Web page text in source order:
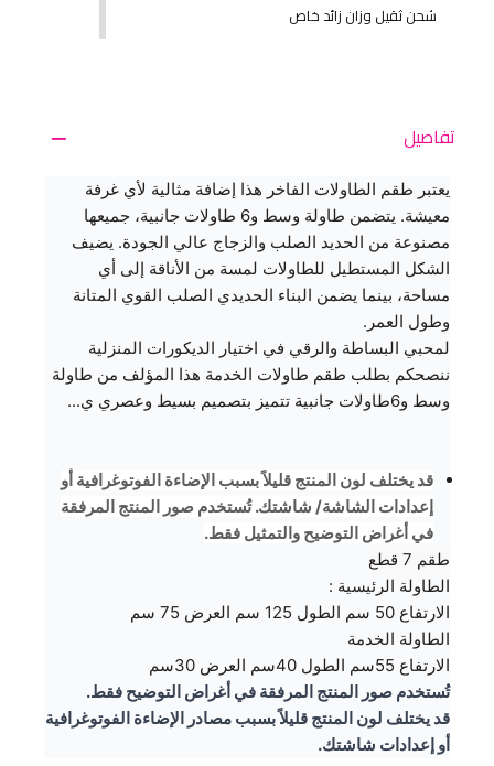
شحن ثقيل وزان زائد خاص
تفاصيل
يعتبر طقم الطاولات الفاخر هذا إضافة مثالية لأي غرفة
معيشة. يتضمن طاولة وسط و6 طاولات جانبية، جميعها
مصنوعة من الحديد الصلب والزجاج عالي الجودة. يضيف
الشكل المستطيل للطاولات لمسة من الأناقة إلى أي
مساحة، بينما يضمن البناء الحديدي الصلب القوي المتانة
وطول العمر.
لمحبي البساطة والرقي في اختيار الديكورات المنزلية
ننصحكم بطلب طقم طاولات الخدمة هذا المؤلف من طاولة
وسط و6طاولات جانبية تتميز بتصميم بسيط وعصري ي...
قد يختلف لون المنتج قليلاً بسبب الإضاءة الفوتوغرافية أو
إعدادات الشاشة/ شاشتك. تُستخدم صور المنتج المرفقة
في أغراض التوضيح والتمثيل فقط.
طقم 7 قطع
الطاولة الرئيسية :
الارتفاع 50 سم الطول 125 سم العرض 75 سم
الطاولة الخدمة
الارتفاع 55سم الطول 40سم العرض 30سم
تُستخدم صور المنتج المرفقة في أغراض التوضيح فقط.
قد يختلف لون المنتج قليلاً بسبب مصادر الإضاءة الفوتوغرافية
أو إعدادات شاشتك.